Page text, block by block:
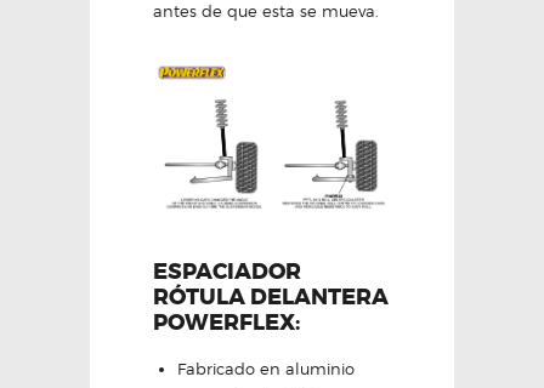
antes de que esta se mueva.
ESPACIADOR
RÓTULA DELANTERA
POWERFLEX:
Fabricado en aluminio